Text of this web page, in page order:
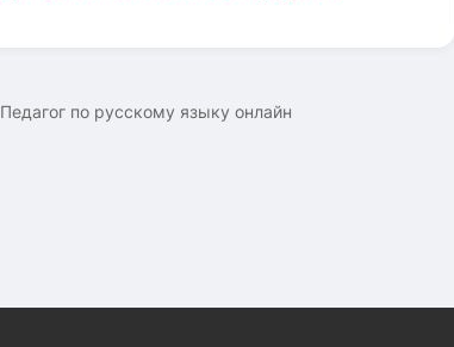
Педагог по русскому языку онлайн